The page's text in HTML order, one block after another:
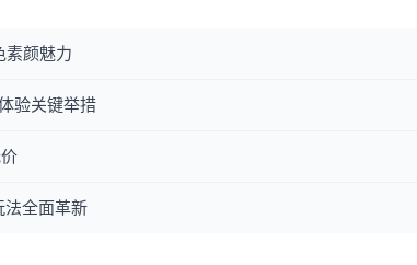
素颜魅力
验关键举措
法全面革新